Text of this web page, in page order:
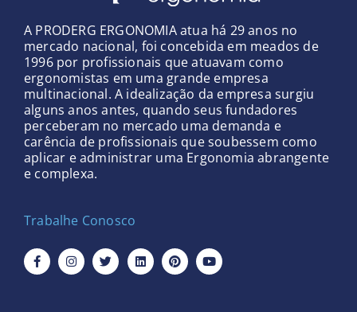
A PRODERG ERGONOMIA atua há 29 anos no
mercado nacional, foi concebida em meados de
1996 por profissionais que atuavam como
ergonomistas em uma grande empresa
multinacional. A idealização da empresa surgiu
alguns anos antes, quando seus fundadores
perceberam no mercado uma demanda e
carência de profissionais que soubessem como
aplicar e administrar uma Ergonomia abrangente
e complexa.
Trabalhe Conosco
F
a
c
I
n
s
T
w
i
L
i
n
P
i
n
Y
o
u